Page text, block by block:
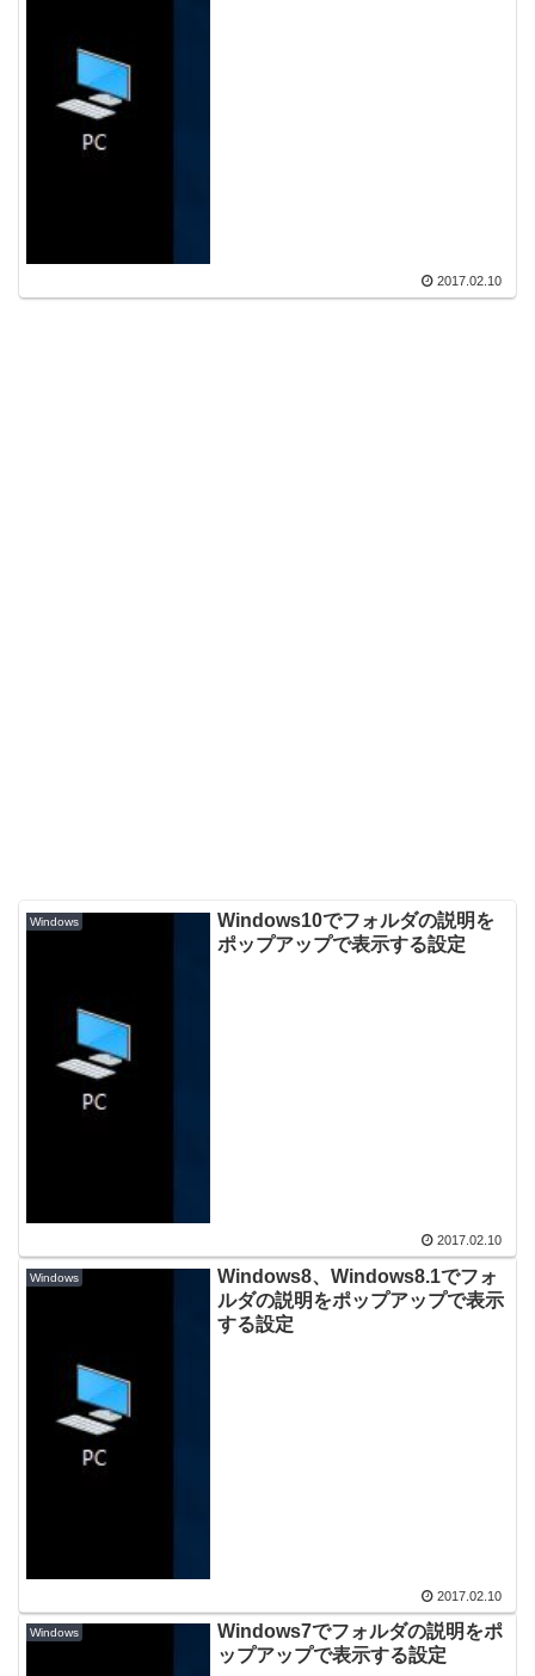
2017.02.10
Windows
Windows10でフォルダの説明を
ポップアップで表示する設定
2017.02.10
Windows
Windows8、Windows8.1でフォ
ルダの説明をポップアップで表示
する設定
2017.02.10
Windows
Windows7でフォルダの説明をポ
ップアップで表示する設定